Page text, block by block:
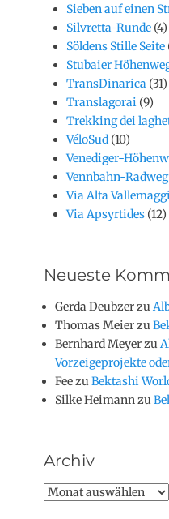
Sieben auf einen
Silvretta-Runde (4)
Söldens Stille Seite
Stubaier
TransDinarica (31)
Translagorai (9)
Trekking dei
VéloSud (10)
Venediger-
Vennbahn-Radweg
Via Alta
Via Apsyrtides (12)
Neueste
Gerda Deubzerzu
Thomas Meierzu
Bernhard Meyerzu
Vorzeigeprojekte
FeezuBektashi
Silke Heimannzu
Archiv
Archiv